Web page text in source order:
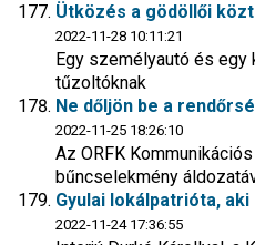
Ütközés a gödöllői
2022-11-28 10:11:21
Egy személyautó és
tűzoltóknak
Ne dőljön be a
2022-11-25 18:26:10
Az ORFK
bűncselekmény
Gyulai lokálpatrióta,
2022-11-24 17:36:55